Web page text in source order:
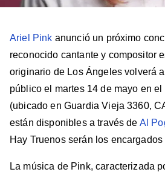
Ariel Pink anunció un próximo
reconocido cantante y compositor
originario de Los Ángeles volverá
público el martes 14 de mayo en
(ubicado en Guardia Vieja 3360,
están disponibles a través de Al
Hay Truenos serán los
La música de Pink, caracterizada